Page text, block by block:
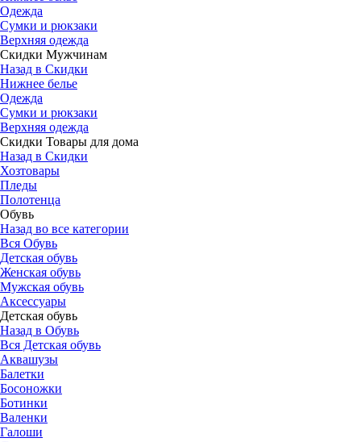
Одежда
Сумки и рюкзаки
Верхняя одежда
Скидки Мужчинам
Назад в Скидки
Нижнее белье
Одежда
Сумки и рюкзаки
Верхняя одежда
Скидки Товары для дома
Назад в Скидки
Хозтовары
Пледы
Полотенца
Обувь
Назад во все категории
Вся Обувь
Детская обувь
Женская обувь
Мужская обувь
Аксессуары
Детская обувь
Назад в Обувь
Вся Детская обувь
Аквашузы
Балетки
Босоножки
Ботинки
Валенки
Галоши